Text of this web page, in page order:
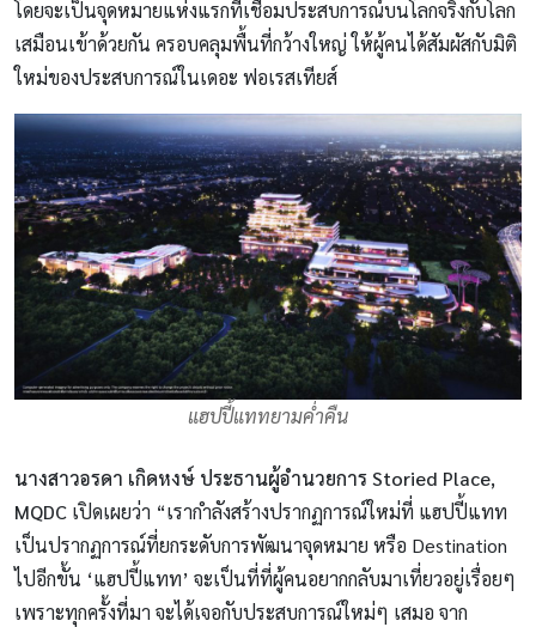
โดยจะเป็นจุดหมายแห่งแรกที่เชื่อมประสบการณ์บนโลกจริงกับโลก
เสมือนเข้าด้วยกัน ครอบคลุมพื้นที่กว้างใหญ่ ให้ผู้คนได้สัมผัสกับมิติ
ใหม่ของประสบการณ์ในเดอะ ฟอเรสเทียส์
แฮปปี้แททยามค่ำคืน
นางสาวอรดา เกิดหงษ์ ประธานผู้อำนวยการ Storied Place,
MQDC เปิดเผยว่า “เรากำลังสร้างปรากฏการณ์ใหม่ที่ แฮปปี้แทท
เป็นปรากฏการณ์ที่ยกระดับการพัฒนาจุดหมาย หรือ Destination
ไปอีกขั้น ‘แฮปปี้แทท’ จะเป็นที่ที่ผู้คนอยากกลับมาเที่ยวอยู่เรื่อยๆ
เพราะทุกครั้งที่มา จะได้เจอกับประสบการณ์ใหม่ๆ เสมอ จาก